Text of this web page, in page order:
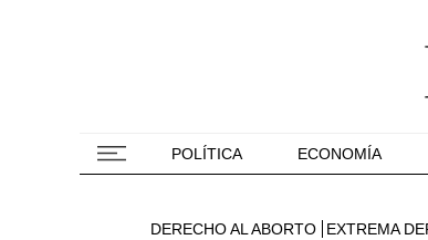
POLÍTICA ECONOMÍA
DERECHO AL ABORTO EXTREMA